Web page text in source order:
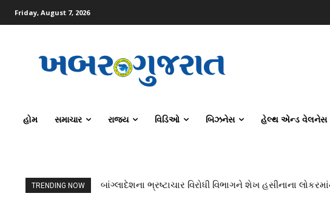
Friday, August 7, 2026
હોમ સમાચાર રાજ્ય વિડિઓ બિઝનેસ હેલ્થ એન્ડ વેલનેસ
TRENDING NOW બાંગ્લાદેશના ભ્રષ્ટાચાર વિરોધી વિભાગને શેખ હસીનાના